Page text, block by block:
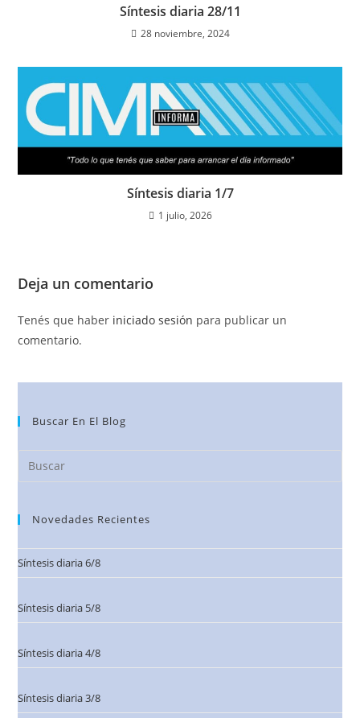
Síntesis diaria 28/11
28 noviembre, 2024
Síntesis diaria 1/7
1 julio, 2026
Deja un comentario
Tenés que haber iniciado sesión para publicar un
comentario.
Buscar En El Blog
Novedades Recientes
Síntesis diaria 6/8
Síntesis diaria 5/8
Síntesis diaria 4/8
Síntesis diaria 3/8